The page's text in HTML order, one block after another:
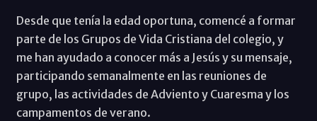
Desde que tenía la edad oportuna, comencé a formar
parte de los Grupos de Vida Cristiana del colegio, y
me han ayudado a conocer más a Jesús y su mensaje,
participando semanalmente en las reuniones de
grupo, las actividades de Adviento y Cuaresma y los
campamentos de verano.